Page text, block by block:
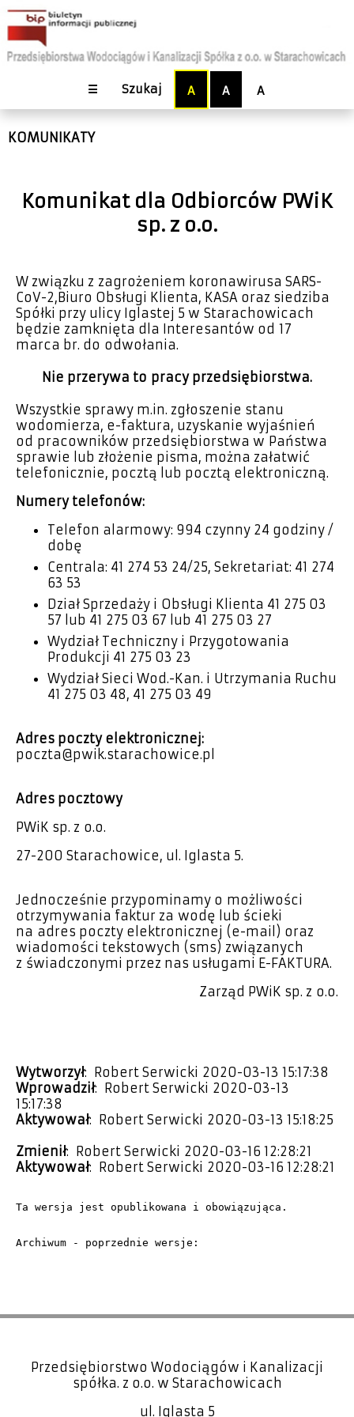
☰ Szukaj A A A
KOMUNIKATY
Komunikat dla Odbiorców PWiK
sp. z o.o.
W związku z zagrożeniem koronawirusa SARS-
CoV-2,Biuro Obsługi Klienta, KASA oraz siedziba
Spółki przy ulicy Iglastej 5 w Starachowicach
będzie zamknięta dla Interesantów od 17
marca br. do odwołania.
Nie przerywa to pracy przedsiębiorstwa.
Wszystkie sprawy m.in. zgłoszenie stanu
wodomierza, e-faktura, uzyskanie wyjaśnień
od pracowników przedsiębiorstwa w Państwa
sprawie lub złożenie pisma, można załatwić
telefonicznie, pocztą lub pocztą elektroniczną.
Numery telefonów:
Telefon alarmowy: 994 czynny 24 godziny /
dobę
Centrala: 41 274 53 24/25, Sekretariat: 41 274
63 53
Dział Sprzedaży i Obsługi Klienta 41 275 03
57 lub 41 275 03 67 lub 41 275 03 27
Wydział Techniczny i Przygotowania
Produkcji 41 275 03 23
Wydział Sieci Wod.-Kan. i Utrzymania Ruchu
41 275 03 48, 41 275 03 49
Adres poczty elektronicznej:
poczta@pwik.starachowice.pl
Adres pocztowy
PWiK sp. z o.o.
27-200 Starachowice, ul. Iglasta 5.
Jednocześnie przypominamy o możliwości
otrzymywania faktur za wodę lub ścieki
na adres poczty elektronicznej (e-mail) oraz
wiadomości tekstowych (sms) związanych
z świadczonymi przez nas usługami E-FAKTURA.
Zarząd PWiK sp. z o.o.
Wytworzył: Robert Serwicki 2020-03-13 15:17:38
Wprowadził: Robert Serwicki 2020-03-13
15:17:38
Aktywował: Robert Serwicki 2020-03-13 15:18:25
Zmienił: Robert Serwicki 2020-03-16 12:28:21
Aktywował: Robert Serwicki 2020-03-16 12:28:21
Ta wersja jest opublikowana i obowiązująca.
Archiwum - poprzednie wersje:
Przedsiębiorstwo Wodociągów i Kanalizacji
spółka. z o.o. w Starachowicach
ul. Iglasta 5